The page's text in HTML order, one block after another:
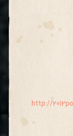
http://